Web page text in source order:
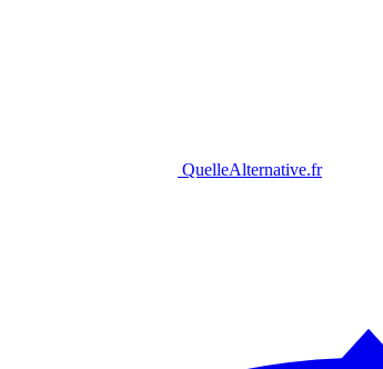
QuelleAlternative.fr